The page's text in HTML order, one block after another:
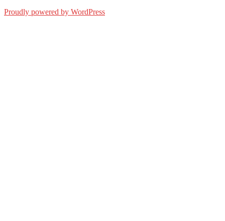
Proudly powered by WordPress